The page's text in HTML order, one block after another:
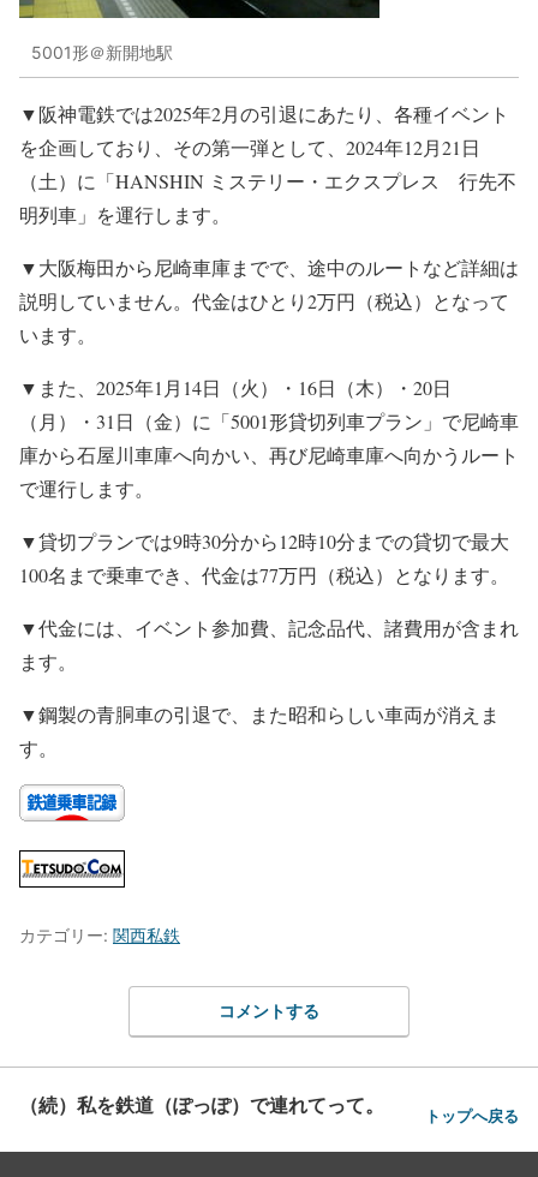
5001形＠新開地駅
▼阪神電鉄では2025年2月の引退にあたり、各種イベント
を企画しており、その第一弾として、2024年12月21日
（土）に「HANSHIN ミステリー・エクスプレス 行先不
明列車」を運行します。
▼大阪梅田から尼崎車庫までで、途中のルートなど詳細は
説明していません。代金はひとり2万円（税込）となって
います。
▼また、2025年1月14日（火）・16日（木）・20日
（月）・31日（金）に「5001形貸切列車プラン」で尼崎車
庫から石屋川車庫へ向かい、再び尼崎車庫へ向かうルート
で運行します。
▼貸切プランでは9時30分から12時10分までの貸切で最大
100名まで乗車でき、代金は77万円（税込）となります。
▼代金には、イベント参加費、記念品代、諸費用が含まれ
ます。
▼鋼製の青胴車の引退で、また昭和らしい車両が消えま
す。
カテゴリー: 関西私鉄
コメントする
（続）私を鉄道（ぽっぽ）で連れてって。 トップへ戻る